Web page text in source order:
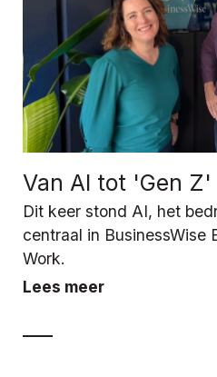
Van AI tot 'Gen Z'
Dit keer stond AI, het
centraal in BusinessWise
Work.
Lees meer